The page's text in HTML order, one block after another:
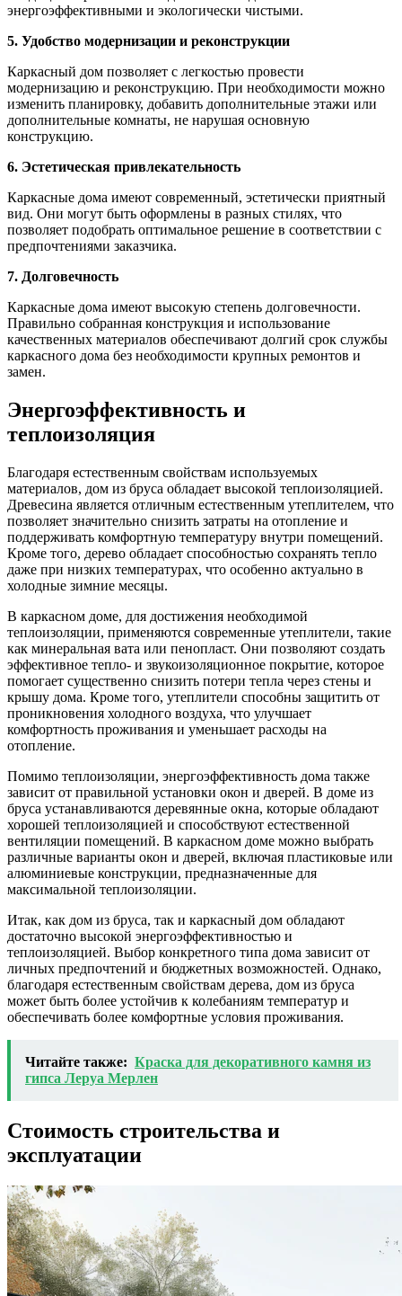
энергоэффективными и экологически чистыми.
5. Удобство модернизации и реконструкции
Каркасный дом позволяет с легкостью провести
модернизацию и реконструкцию. При необходимости можно
изменить планировку, добавить дополнительные этажи или
дополнительные комнаты, не нарушая основную
конструкцию.
6. Эстетическая привлекательность
Каркасные дома имеют современный, эстетически приятный
вид. Они могут быть оформлены в разных стилях, что
позволяет подобрать оптимальное решение в соответствии с
предпочтениями заказчика.
7. Долговечность
Каркасные дома имеют высокую степень долговечности.
Правильно собранная конструкция и использование
качественных материалов обеспечивают долгий срок службы
каркасного дома без необходимости крупных ремонтов и
замен.
Энергоэффективность и
теплоизоляция
Благодаря естественным свойствам используемых
материалов, дом из бруса обладает высокой теплоизоляцией.
Древесина является отличным естественным утеплителем, что
позволяет значительно снизить затраты на отопление и
поддерживать комфортную температуру внутри помещений.
Кроме того, дерево обладает способностью сохранять тепло
даже при низких температурах, что особенно актуально в
холодные зимние месяцы.
В каркасном доме, для достижения необходимой
теплоизоляции, применяются современные утеплители, такие
как минеральная вата или пенопласт. Они позволяют создать
эффективное тепло- и звукоизоляционное покрытие, которое
помогает существенно снизить потери тепла через стены и
крышу дома. Кроме того, утеплители способны защитить от
проникновения холодного воздуха, что улучшает
комфортность проживания и уменьшает расходы на
отопление.
Помимо теплоизоляции, энергоэффективность дома также
зависит от правильной установки окон и дверей. В доме из
бруса устанавливаются деревянные окна, которые обладают
хорошей теплоизоляцией и способствуют естественной
вентиляции помещений. В каркасном доме можно выбрать
различные варианты окон и дверей, включая пластиковые или
алюминиевые конструкции, предназначенные для
максимальной теплоизоляции.
Итак, как дом из бруса, так и каркасный дом обладают
достаточно высокой энергоэффективностью и
теплоизоляцией. Выбор конкретного типа дома зависит от
личных предпочтений и бюджетных возможностей. Однако,
благодаря естественным свойствам дерева, дом из бруса
может быть более устойчив к колебаниям температур и
обеспечивать более комфортные условия проживания.
Читайте также: Краска для декоративного камня из
гипса Леруа Мерлен
Стоимость строительства и
эксплуатации